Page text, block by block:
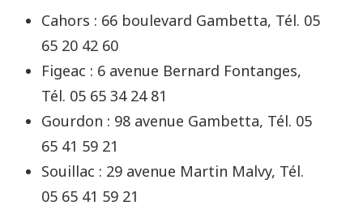
Cahors : 66 boulevard Gambetta, Tél. 05
65 20 42 60
Figeac : 6 avenue Bernard Fontanges,
Tél. 05 65 34 24 81
Gourdon : 98 avenue Gambetta, Tél. 05
65 41 59 21
Souillac : 29 avenue Martin Malvy, Tél.
05 65 41 59 21